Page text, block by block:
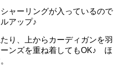
ャーリングが入っているので
アップ♪
り、上からカーディガンを羽
ンズを重ね着してもOK♪ ほ